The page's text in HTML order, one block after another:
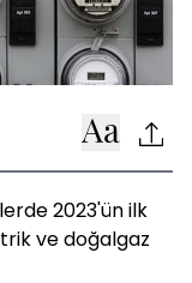
2023'ün ilk
ve doğalgaz